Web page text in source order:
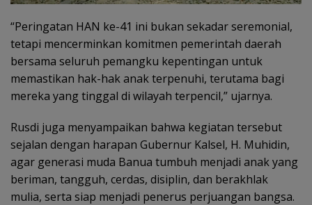
“Peringatan HAN ke-41 ini bukan sekadar seremonial,
tetapi mencerminkan komitmen pemerintah daerah
bersama seluruh pemangku kepentingan untuk
memastikan hak-hak anak terpenuhi, terutama bagi
mereka yang tinggal di wilayah terpencil,” ujarnya.
Rusdi juga menyampaikan bahwa kegiatan tersebut
sejalan dengan harapan Gubernur Kalsel, H. Muhidin,
agar generasi muda Banua tumbuh menjadi anak yang
beriman, tangguh, cerdas, disiplin, dan berakhlak
mulia, serta siap menjadi penerus perjuangan bangsa.